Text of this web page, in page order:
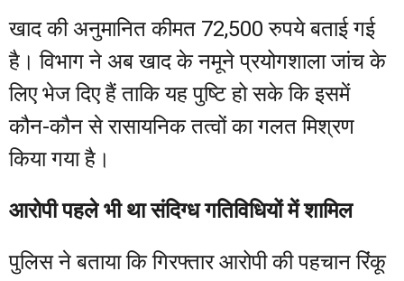
खाद की अनुमानित कीमत 72,500 रुपये बताई गई
है। विभाग ने अब खाद के नमूने प्रयोगशाला जांच के
लिए भेज दिए हैं ताकि यह पुष्टि हो सके कि इसमें
कौन-कौन से रासायनिक तत्वों का गलत मिश्रण
किया गया है।
आरोपी पहले भी था संदिग्ध गतिविधियों में शामिल
पुलिस ने बताया कि गिरफ्तार आरोपी की पहचान रिंकू